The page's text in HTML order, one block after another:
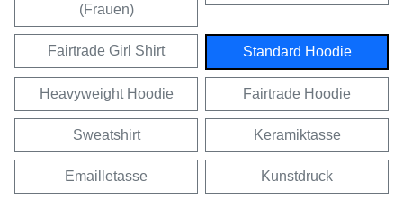
(Frauen)
Fairtrade Girl Shirt Standard Hoodie
Heavyweight Hoodie Fairtrade Hoodie
Sweatshirt Keramiktasse
Emailletasse Kunstdruck